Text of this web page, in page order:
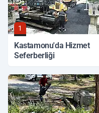
1
Kastamonu'da Hizmet
Seferberliği